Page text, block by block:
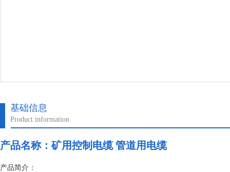
基础信息
Product information
产品名称： 矿用控制电缆 管道用电缆
产品简介：